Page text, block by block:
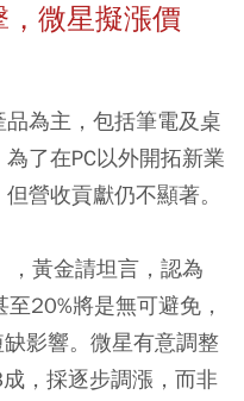
，微星擬漲價
為主，包括筆電及桌
了在PC以外開拓新業
營收貢獻仍不顯著。
，黃金請坦言，認為
20%將是無可避免，
影響。微星有意調整
，採逐步調漲，而非